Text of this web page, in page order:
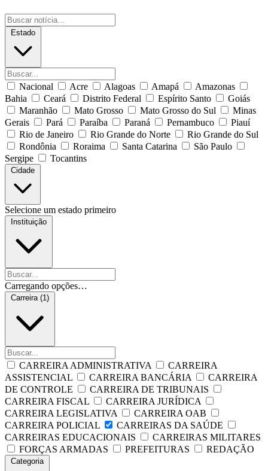
Estado
Nacional Acre Alagoas Amapá
Amazonas
Bahia
Ceará Distrito Federal Espírito Santo
Goiás
Maranhão
Mato Grosso Mato Grosso do Sul
Minas
Gerais
Pará Paraíba Paraná Pernambuco
Piauí
Rio de Janeiro
Rio Grande do Norte
Rio Grande do Sul
Rondônia
Roraima Santa Catarina
São Paulo
Sergipe
Tocantins
Cidade
Selecione um estado primeiro
Instituição
Carregando opções…
Carreira (1)
CARREIRA ADMINISTRATIVA
CARREIRA
ASSISTENCIAL
CARREIRA BANCÁRIA
CARREIRA
DE CONTROLE
CARREIRA DE TRIBUNAIS
CARREIRA FISCAL
CARREIRA JURÍDICA
CARREIRA LEGISLATIVA
CARREIRA OAB
CARREIRA POLICIAL
CARREIRAS DA SAÚDE
CARREIRAS EDUCACIONAIS
CARREIRAS MILITARES
FORÇAS ARMADAS
PREFEITURAS REDAÇÃO
Categoria